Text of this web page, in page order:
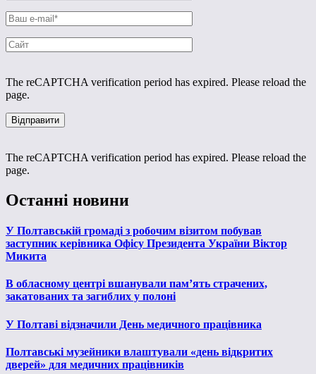
The reCAPTCHA verification period has expired. Please reload the
page.
The reCAPTCHA verification period has expired. Please reload the
page.
Останні новини
У Полтавській громаді з робочим візитом побував
заступник керівника Офісу Президента України Віктор
Микита
В обласному центрі вшанували пам’ять страчених,
закатованих та загиблих у полоні
У Полтаві відзначили День медичного працівника
Полтавські музейники влаштували «день відкритих
дверей» для медичних працівників